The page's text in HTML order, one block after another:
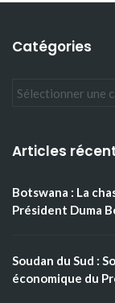
Catégories
Articles
Botswana : La
Président Duma
Soudan du Sud :
économique du